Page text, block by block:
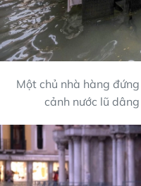
Một chủ nhà hàng
cảnh nước lũ